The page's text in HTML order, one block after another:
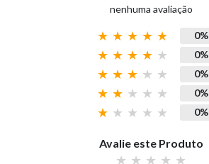
nenhuma avaliação
0%
0%
0%
0%
0%
Avalie este Produto